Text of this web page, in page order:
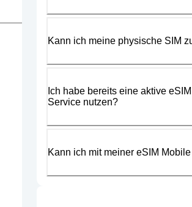
Kann ich meine physische SIM
Ich habe bereits eine aktive
Service nutzen?
Kann ich mit meiner eSIM